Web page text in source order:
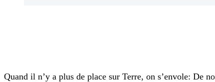
Quand il n’y a plus de place sur Terre, on s’envole: De